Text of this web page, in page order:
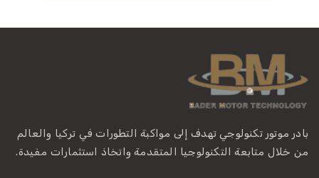
بادر موتور تكنولوجي تهدف إلى مواكبة التطورات في تركيا والعالم
من خلال متابعة التكنولوجيا المتقدمة واتخاذ استثمارات مفيدة.